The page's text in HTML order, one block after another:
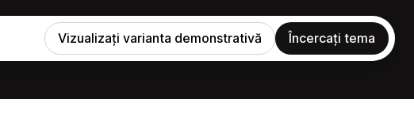
Vizualizați varianta demonstrativă Încercați tema